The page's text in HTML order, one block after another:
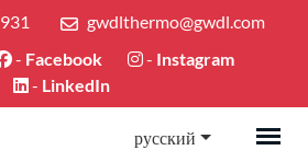
gwdlthermo@gwdl.com
- Facebook - Instagram
- LinkedIn
русский